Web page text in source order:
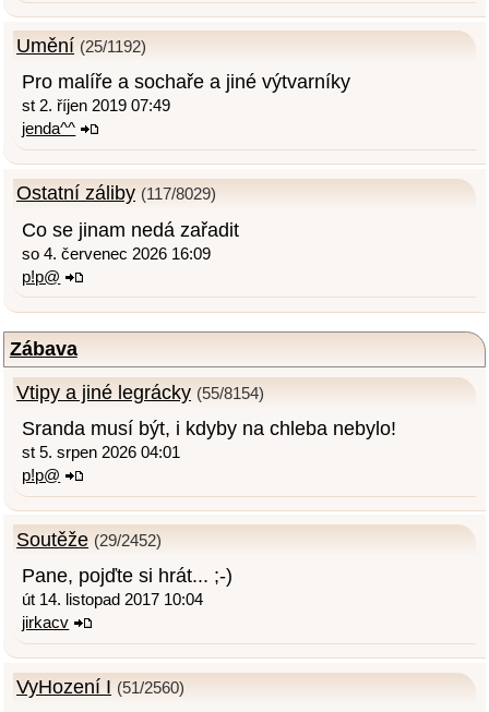
Umění (25/1192)
Pro malíře a sochaře a jiné výtvarníky
st 2. říjen 2019 07:49
jenda^^
Ostatní záliby (117/8029)
Co se jinam nedá zařadit
so 4. červenec 2026 16:09
p!p@
Zábava
Vtipy a jiné legrácky (55/8154)
Sranda musí být, i kdyby na chleba nebylo!
st 5. srpen 2026 04:01
p!p@
Soutěže (29/2452)
Pane, pojďte si hrát... ;-)
út 14. listopad 2017 10:04
jirkacv
VyHození I (51/2560)